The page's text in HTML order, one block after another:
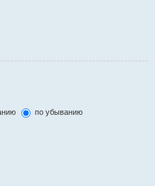
по убыванию